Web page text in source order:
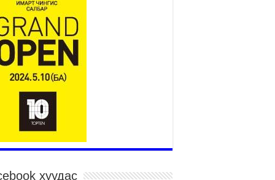
НАЙРАМДАХ ТАЖИКИСТАН УЛСТАЙ
ЗАСГИЙН ХАМТЫН АЖИЛЛАГААГ
оны 7 сар 21 / 16 цаг 34 минут
суралцагч хотхоны бага сургуульд, 8100
төрөлжсөн ахлах сургуульд
оны 7 сар 21 / 13 цаг 43 минут
хурлын үеэрх замын хөдөлгөөн, нийтийн
зохицуулалт, сургууль, цэцэрлэг, зах,
төвийн ажиллах хуваарийг гаргаж,
мэдээлэхийг үүрэг болголоо
хуудас